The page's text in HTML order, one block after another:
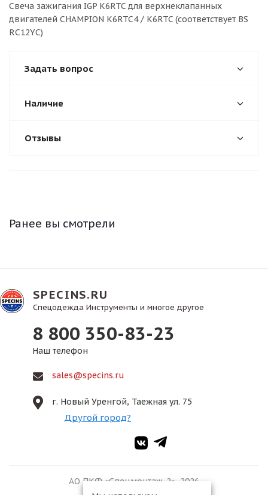
Свеча зажигания IGP K6RTC для верхнеклапанных
двигателей CHAMPION K6RTC4 / K6RTC (соответствует BS
RC12YС)
Задать вопрос
Наличие
Отзывы
Ранее вы смотрели
SPECINS.RU
Спецодежда Инструменты и многое другое
8 800 350-83-23
Наш телефон
sales@specins.ru
г. Новый Уренгой, Таежная ул. 75
Другой город?
АО ПКФ «Спецмонтаж-2», 2026